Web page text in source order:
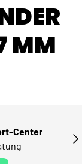
MM
Center